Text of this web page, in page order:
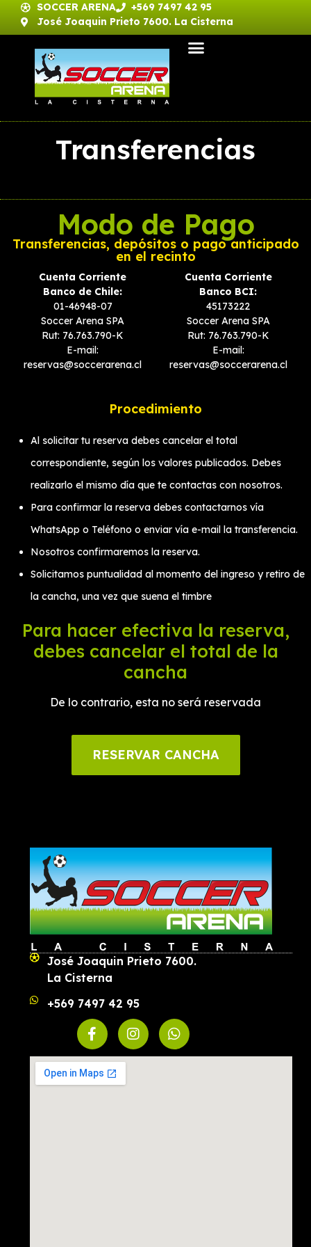
SOCCER ARENA
+569 7497 42 95
José Joaquin Prieto 7600. La Cisterna
Transferencias
Modo de Pago
Transferencias, depósitos o pago anticipado
en el recinto
Cuenta Corriente
Banco de Chile:
01-46948-07
Soccer Arena SPA
Rut: 76.763.790-K
E-mail:
reservas@soccerarena.cl
Cuenta Corriente
Banco BCI:
45173222
Soccer Arena SPA
Rut: 76.763.790-K
E-mail:
reservas@soccerarena.cl
Procedimiento
Al solicitar tu reserva debes cancelar el total
correspondiente, según los valores publicados. Debes
realizarlo el mismo día que te contactas con nosotros.
Para confirmar la reserva debes contactarnos vía
WhatsApp o Teléfono o enviar vía e-mail la transferencia.
Nosotros confirmaremos la reserva.
Solicitamos puntualidad al momento del ingreso y retiro de
la cancha, una vez que suena el timbre
Para hacer efectiva la reserva,
debes cancelar el total de la
cancha
De lo contrario, esta no será reservada
RESERVAR CANCHA
José Joaquin Prieto 7600.
La Cisterna
+569 7497 42 95